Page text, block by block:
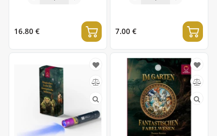
16.80 € 7.00 €